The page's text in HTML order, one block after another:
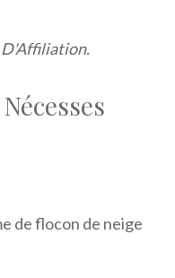
D'Affiliation.
de flocon de neige